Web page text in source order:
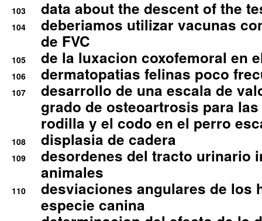
103 data about the descent of the
104
deberiamos utilizar vacunas
de FVC
105 de la luxacion coxofemoral en
106 dermatopatias felinas poco
107
desarrollo de una escala de
grado de osteoartrosis para
rodilla y el codo en el perro
108 displasia de cadera
109
desordenes del tracto urinario
animales
110
desviaciones angulares de los
especie canina